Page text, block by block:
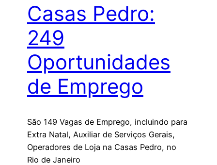
Casas Pedro:
249
Oportunidades
de Emprego
São 149 Vagas de Emprego, incluindo para
Extra Natal, Auxiliar de Serviços Gerais,
Operadores de Loja na Casas Pedro, no
Rio de Janeiro